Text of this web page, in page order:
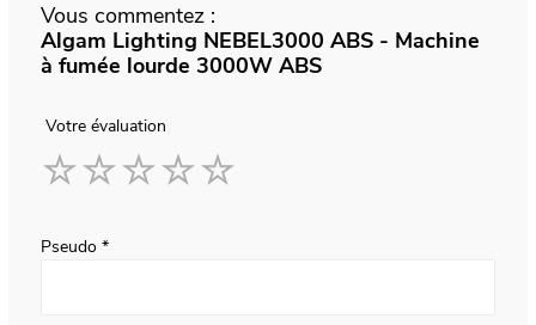
Vous commentez :
Algam Lighting NEBEL3000 ABS - Machine
à fumée lourde 3000W ABS
Votre évaluation
Pseudo